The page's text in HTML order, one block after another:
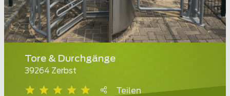
Tore & Durchgänge
39264 Zerbst
Teilen